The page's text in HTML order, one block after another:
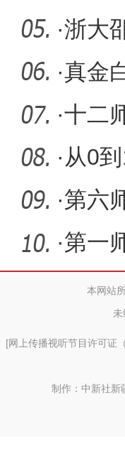
深
·浙大
学医院
·真金
家企业
·十二
· 从0
擎？
·第六
级
·第一
本网站
[网上传播视听节目许可证
制作：中新社